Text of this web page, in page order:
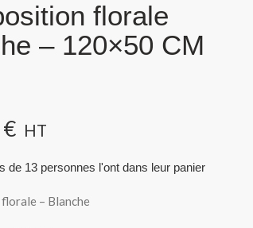
florale
– 120×50 CM
€ HT
de 13 personnes l'ont dans leur panier
– Blanche